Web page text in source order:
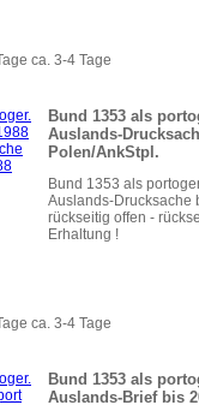
ca. 3-4 Tage
Bund 1353 als
Auslands-
Polen/AnkStpl.
Bund 1353 als
Auslands-Drucksache
rückseitig offen -
Erhaltung !
ca. 3-4 Tage
Bund 1353 als
Auslands-Brief bis